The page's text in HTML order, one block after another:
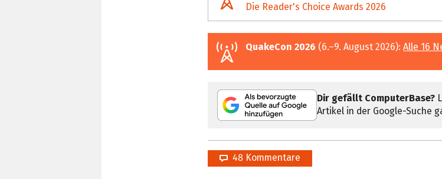
Die Reader's Choice Awards 2026
QuakeCon 2026 (6.–9. August 2026): Alle 16
Dir gefällt ComputerBase?
Artikel in der Google-Suche
48 Kommentare